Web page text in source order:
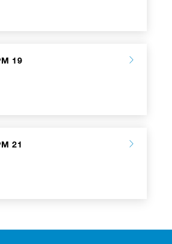
19
21